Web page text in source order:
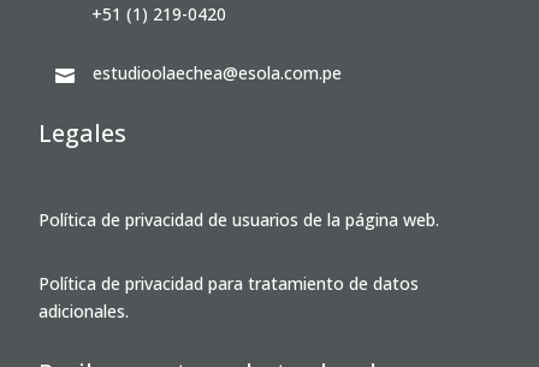
+51 (1) 219-0420
 estudioolaechea@esola.com.pe
Legales
Política de privacidad de usuarios de la página web.
Política de privacidad para tratamiento de datos
adicionales.